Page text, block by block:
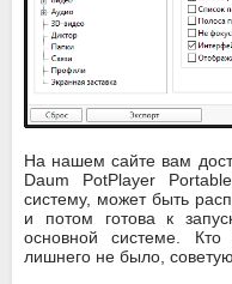
На нашем сайте вам
Daum PotPlayer
систему, может быть
и потом готова к
основной системе.
лишнего не было,